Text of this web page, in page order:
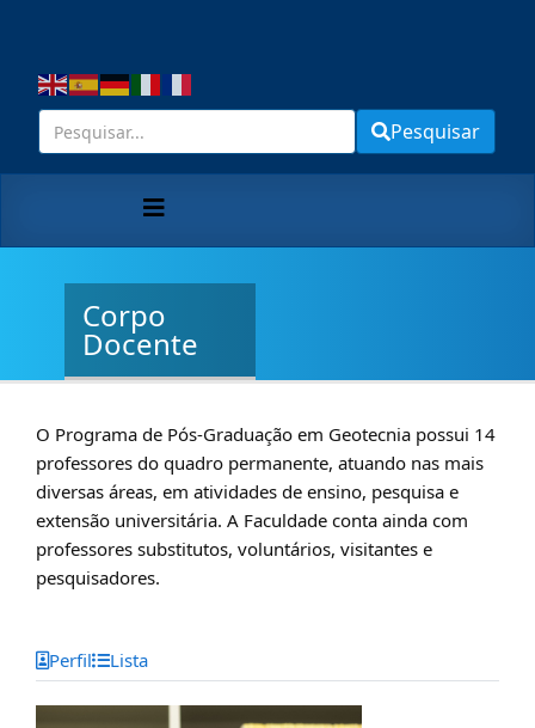
Pesquisar
Corpo
Docente
O Programa de Pós-Graduação em Geotecnia possui 14
professores do quadro permanente, atuando nas mais
diversas áreas, em atividades de ensino, pesquisa e
extensão universitária. A Faculdade conta ainda com
professores substitutos, voluntários, visitantes e
pesquisadores.
Perfil Lista